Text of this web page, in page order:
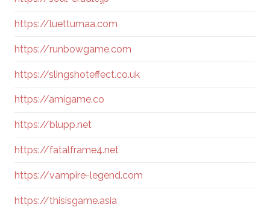
https://luettumaa.com
https://runbowgame.com
https://slingshoteffect.co.uk
https://amigame.co
https://blupp.net
https://fatalframe4.net
https://vampire-legend.com
https://thisisgame.asia